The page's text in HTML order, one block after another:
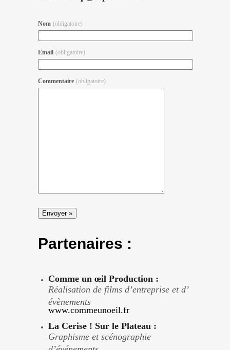
Nom (obligatoire)
Email (obligatoire)
Commentaire (obligatoire)
Partenaires :
Comme un œil Production :
Réalisation de films d’entreprise et d’
évènements
www.commeunoeil.fr
La Cerise ! Sur le Plateau :
Graphisme et scénographie
d’événements